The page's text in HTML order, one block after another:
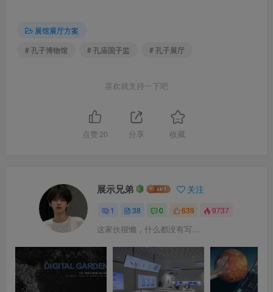
展馆展厅方案
# 孔子博物馆
# 孔庙国子监 # 孔子展厅
喜欢就支持一下吧
点赞 20 分享 收藏
展示兄弟 关注
1 38 0 639 9737
这家伙很懒，什么都没有写...